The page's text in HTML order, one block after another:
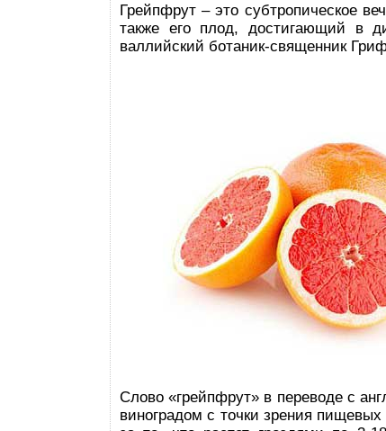
Грейпфрут – это субтропическое
также его плод, достигающий в
валлийский ботаник-священник
Слово «грейпфрут» в переводе с
виноградом с точки зрения